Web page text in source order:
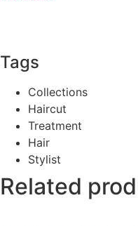
Tags
Collections
Haircut
Treatment
Hair
Stylist
Related